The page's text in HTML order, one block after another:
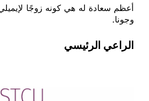
أعظم سعادة له هي كونه زوجًا لإيميلي
وجونا.
الراعي الرئيسي